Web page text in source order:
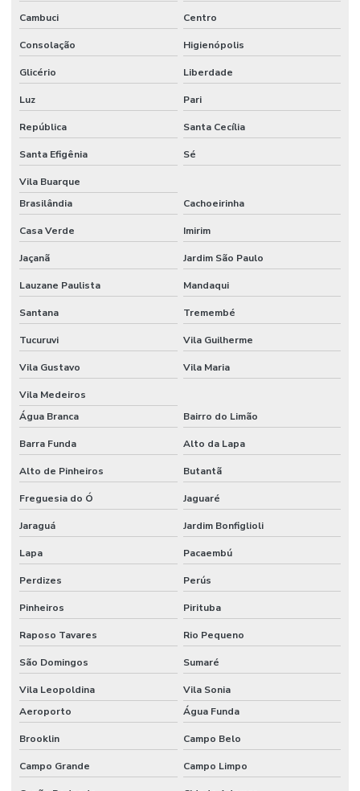
Cambuci Centro
Consolação Higienópolis
Glicério Liberdade
Luz Pari
República Santa Cecília
Santa Efigênia Sé
Vila Buarque
Brasilândia
Cachoeirinha
Casa Verde Imirim
Jaçanã Jardim São Paulo
Lauzane Paulista Mandaqui
Santana Tremembé
Tucuruvi Vila Guilherme
Vila Gustavo Vila Maria
Vila Medeiros
Água Branca
Bairro do Limão
Barra Funda Alto da Lapa
Alto de Pinheiros Butantã
Freguesia do Ó Jaguaré
Jaraguá Jardim Bonfiglioli
Lapa Pacaembú
Perdizes Perús
Pinheiros Pirituba
Raposo Tavares Rio Pequeno
São Domingos Sumaré
Vila Leopoldina
Vila Sonia
Aeroporto
Água Funda
Brooklin Campo Belo
Campo Grande Campo Limpo